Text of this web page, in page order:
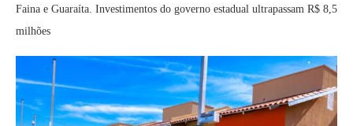
Faina e Guaraíta. Investimentos do governo estadual ultrapassam R$ 8,5
milhões